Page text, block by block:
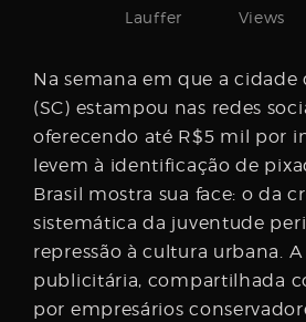
Email
Lauffer
Views
Na semana em que a cidade
(SC) estampou nas redes
oferecendo até R$5 mil por
levem à identificação de
Brasil mostra sua face: o da
sistemática da juventude
repressão à cultura urbana. A
publicitária, compartilhada
por empresários